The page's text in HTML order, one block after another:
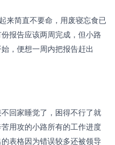
来简直不要命，用废寝忘食已
报告应该两周完成，但小路
，便想一周内把报告赶出
回家睡觉了，困得不行了就
用攻的小路所有的工作进度
表格因为错误较多还被领导